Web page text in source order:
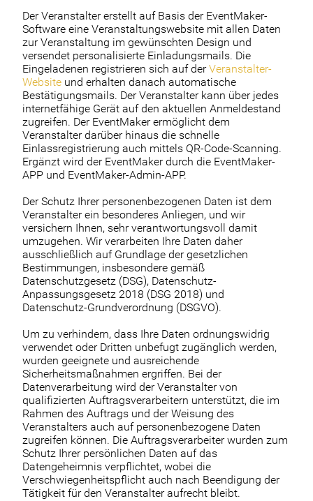
Der Veranstalter erstellt auf Basis der EventMaker-
Software eine Veranstaltungswebsite mit allen Daten
zur Veranstaltung im gewünschten Design und
versendet personalisierte Einladungsmails. Die
Eingeladenen registrieren sich auf derVeranstalter-
Website und erhalten danach automatische
Bestätigungsmails. Der Veranstalter kann über jedes
internetfähige Gerät auf den aktuellen Anmeldestand
zugreifen. Der EventMaker ermöglicht dem
Veranstalter darüber hinaus die schnelle
Einlassregistrierung auch mittels QR-Code-Scanning.
Ergänzt wird der EventMaker durch die EventMaker-
APP und EventMaker-Admin-APP.
Der Schutz Ihrer personenbezogenen Daten ist dem
Veranstalter ein besonderes Anliegen, und wir
versichern Ihnen, sehr verantwortungsvoll damit
umzugehen. Wir verarbeiten Ihre Daten daher
ausschließlich auf Grundlage der gesetzlichen
Bestimmungen, insbesondere gemäß
Datenschutzgesetz (DSG), Datenschutz-
Anpassungsgesetz 2018 (DSG 2018) und
Datenschutz-Grundverordnung (DSGVO).
Um zu verhindern, dass Ihre Daten ordnungswidrig
verwendet oder Dritten unbefugt zugänglich werden,
wurden geeignete und ausreichende
Sicherheitsmaßnahmen ergriffen. Bei der
Datenverarbeitung wird der Veranstalter von
qualifizierten Auftragsverarbeitern unterstützt, die im
Rahmen des Auftrags und der Weisung des
Veranstalters auch auf personenbezogene Daten
zugreifen können. Die Auftragsverarbeiter wurden zum
Schutz Ihrer persönlichen Daten auf das
Datengeheimnis verpflichtet, wobei die
Verschwiegenheitspflicht auch nach Beendigung der
Tätigkeit für den Veranstalter aufrecht bleibt.